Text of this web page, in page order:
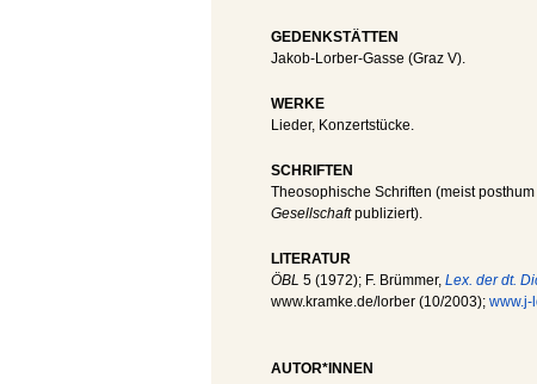
GEDENKSTÄTTEN
Jakob-Lorber-Gasse (Graz V).
WERKE
Lieder, Konzertstücke.
SCHRIFTEN
Theosophische Schriften (meist
Gesellschaftpubliziert).
LITERATUR
ÖBL 5 (1972); F. Brümmer, Lex. der dt.
www.kramke.de/lorber (10/2003); www.j-
AUTOR*INNEN